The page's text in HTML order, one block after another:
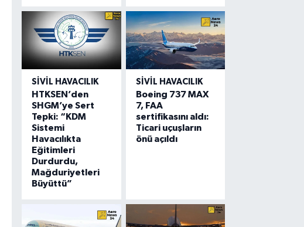
SIVIL HAVACILIK
HTKSEN’den
SHGM’ye Sert
Tepki: “KDM
Sistemi
Havacılıkta
Eğitimleri
Durdurdu,
Mağduriyetleri
Büyüttü”
SIVIL HAVACILIK
Boeing 737 MAX
7, FAA
sertifikasını aldı:
Ticari uçuşların
önü açıldı